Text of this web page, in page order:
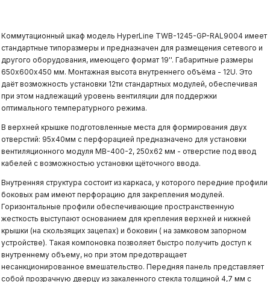
Коммутационный шкаф модель HyperLine TWB-1245-GP-RAL9004 имеет
стандартные типоразмеры и предназначен для размещения сетевого и
другого оборудования, имеющего формат 19''. Габаритные размеры
650x600х450 мм. Монтажная высота внутреннего объёма - 12U. Это
даёт возможность установки 12ти стандартных модулей, обеспечивая
при этом надлежащий уровень вентиляции для поддержки
оптимального температурного режима.
В верхней крышке подготовленные места для формирования двух
отверстий: 95х40мм с перфорацией предназначено для установки
вентиляционного модуля МВ-400-2, 250х62 мм - отверстие под ввод
кабелей с возможностью установки щёточного ввода.
Внутренняя структура состоит из каркаса, у которого передние профили
боковых рам имеют перфорацию для закрепления модулей.
Горизонтальные профили обеспечивающие пространственную
жесткость выступают основанием для крепления верхней и нижней
крышки (на скользящих зацепах) и боковин ( на замковом запорном
устройстве). Такая компоновка позволяет быстро получить доступ к
внутреннему объему, но при этом предотвращает
несанкционированное вмешательство. Передняя панель представляет
собой прозрачную дверцу из закаленного стекла толщиной 4,7 мм с